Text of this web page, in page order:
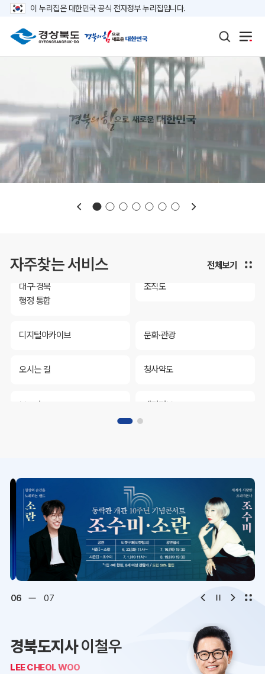
이 누리집은 대한민국 공식 전자정부 누리집입니다.
자주찾는 서비스
보도자료 재정정보
대구·경북
행정 통합
조직도
디지털아카이브 문화·관광
오시는 길 청사약도
보도자료 재정정보
대구·경북
행정 통합
조직도
디지털아카이브 문화·관광
오시는 길
K보듬 6000
전체보기
06 07
경북도지사이철우
LEE CHEOL WOO